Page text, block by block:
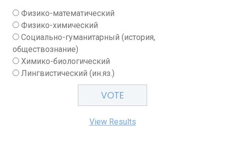
Физико-математический
Физико-химический
Социально-гуманитарный (история,
обществознание)
Химико-биологический
Лингвистический (ин.яз.)
View Results